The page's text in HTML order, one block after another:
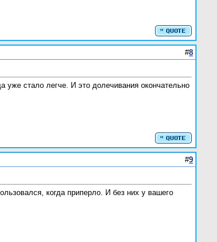
#8
уже стало легче. И это долечивания окончательно
#9
когда приперло. И без них у вашего